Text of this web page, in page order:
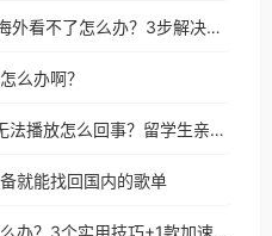
海外党必看：CCTV视频海外看不了怎么办？3步解决地区限制+追剧自由
么办啊？
在国外QQ音乐因为版权无法播放怎么回事？留学生亲测有效的解决办法
就能找回国内的歌单
在国外用上游新闻很卡怎么办？3个实用技巧+1款加速器解决海外看国内内容难题